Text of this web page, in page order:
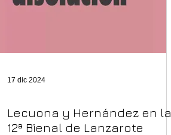
17 dic 2024
Lecuona y Hernández en la
12ª Bienal de Lanzarote